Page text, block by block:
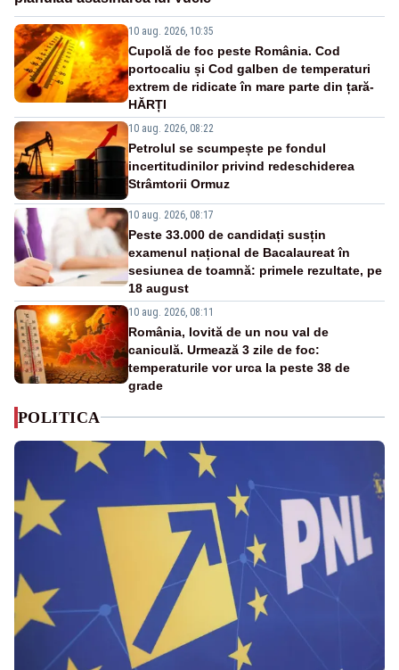
10 aug. 2026, 10:35
Cupolă de foc peste România. Cod
portocaliu și Cod galben de temperaturi
extrem de ridicate în mare parte din țară-
HĂRȚI
10 aug. 2026, 08:22
Petrolul se scumpește pe fondul
incertitudinilor privind redeschiderea
Strâmtorii Ormuz
10 aug. 2026, 08:17
Peste 33.000 de candidați susțin
examenul național de Bacalaureat în
sesiunea de toamnă: primele rezultate, pe
18 august
10 aug. 2026, 08:11
România, lovită de un nou val de
caniculă. Urmează 3 zile de foc:
temperaturile vor urca la peste 38 de
grade
POLITICA